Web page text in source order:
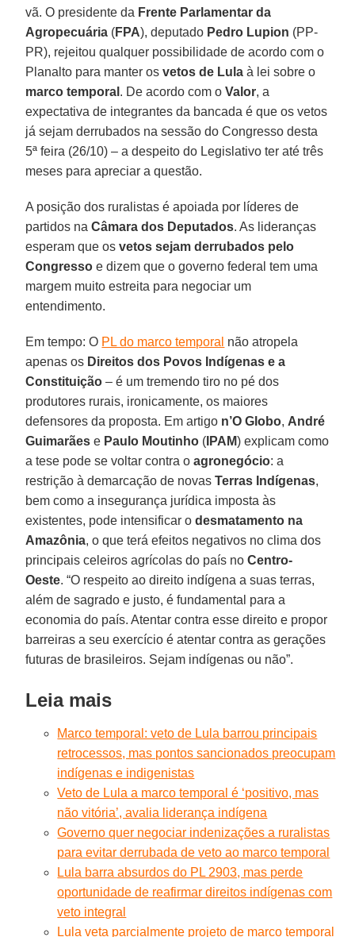
vã. O presidente da Frente Parlamentar da
Agropecuária (FPA), deputado Pedro Lupion (PP-
PR), rejeitou qualquer possibilidade de acordo com o
Planalto para manter osvetos de Lula à lei sobre o
marco temporal . De acordo com oValor, a
expectativa de integrantes da bancada é que os vetos
já sejam derrubados na sessão do Congresso desta
5ª feira (26/10) – a despeito do Legislativo ter até três
meses para apreciar a questão.
A posição dos ruralistas é apoiada por líderes de
partidos naCâmara dos Deputados. As lideranças
esperam que osvetos sejam derrubados pelo
Congresso e dizem que o governo federal tem uma
margem muito estreita para negociar um
entendimento.
Em tempo: O PL do marco temporal não atropela
apenas os Direitos dos Povos Indígenas e a
Constituição – é um tremendo tiro no pé dos
produtores rurais, ironicamente, os maiores
defensores da proposta. Em artigo n’O Globo, André
Guimarães e Paulo Moutinho ( IPAM) explicam como
a tese pode se voltar contra oagronegócio: a
restrição à demarcação de novasTerras Indígenas,
bem como a insegurança jurídica imposta às
existentes, pode intensificar odesmatamento na
Amazônia, o que terá efeitos negativos no clima dos
principais celeiros agrícolas do país noCentro-
Oeste. “O respeito ao direito indígena a suas terras,
além de sagrado e justo, é fundamental para a
economia do país. Atentar contra esse direito e propor
barreiras a seu exercício é atentar contra as gerações
futuras de brasileiros. Sejam indígenas ou não”.
Leia mais
Marco temporal: veto de Lula barrou principais
retrocessos, mas pontos sancionados preocupam
indígenas e indigenistas
Veto de Lula a marco temporal é ‘positivo, mas
não vitória’, avalia liderança indígena
Governo quer negociar indenizações a ruralistas
para evitar derrubada de veto ao marco temporal
Lula barra absurdos do PL 2903, mas perde
oportunidade de reafirmar direitos indígenas com
veto integral
Lula veta parcialmente projeto de marco temporal